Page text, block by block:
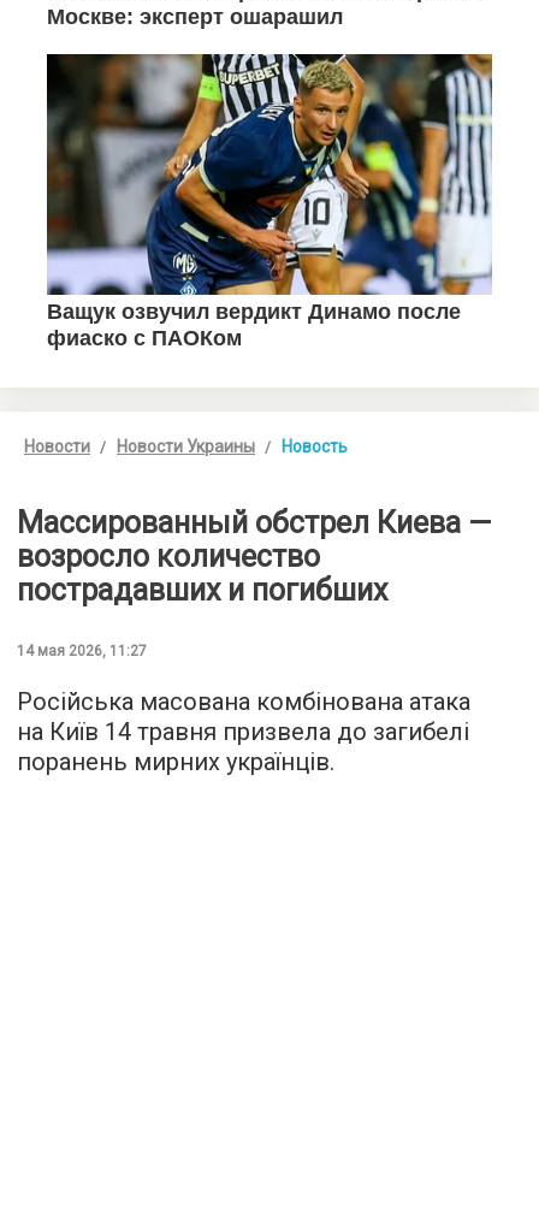
Новости Новости Украины Новость
Массированный обстрел Киева —
возросло количество
пострадавших и погибших
14 мая 2026, 11:27
Російська масована комбінована атака
на Київ 14 травня призвела до загибелі
поранень мирних українців.